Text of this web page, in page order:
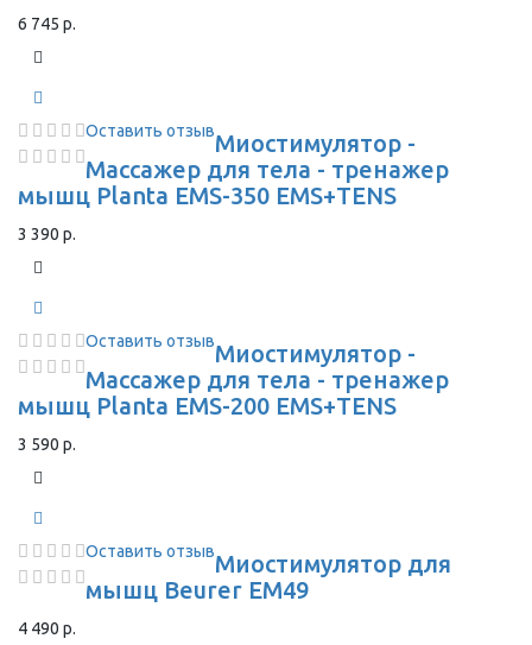
6 745 р.
Оставить отзывМиостимулятор -
Массажер для тела - тренажер
мышц Planta EMS-350 EMS+TENS
3 390 р.
Оставить отзывМиостимулятор -
Массажер для тела - тренажер
мышц Planta EMS-200 EMS+TENS
3 590 р.
Оставить отзывМиостимулятор для
мышц Beurer EM49
4 490 р.